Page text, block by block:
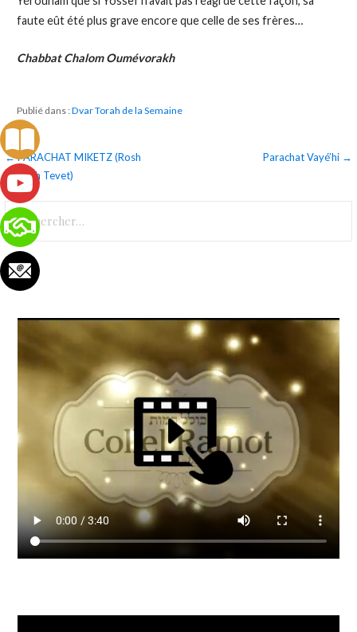
faute eût été plus grave encore que celle de ses frères…
Chabbat Chalom Oumévorakh
Publié dans :Dvar Torah de la Semaine
Navigation
de
l’article
← PARACHAT MIKETZ (Rosh
Hodesh Tevet)
Parachat Vayé’hi →
Rechercher :